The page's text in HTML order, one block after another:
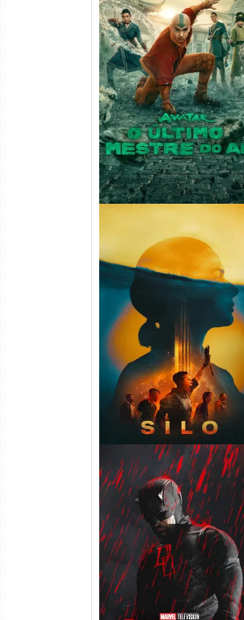
Avatar: O Último Mestre
Ar 2ª Temporada
(2026) WEB-DL 1080p
Áudio
Silo 2ª Temporada
WEB-DL 1080p Dual
Demolidor: Renascido
Temporada (2026) WEB-
1080p Dual Áudio